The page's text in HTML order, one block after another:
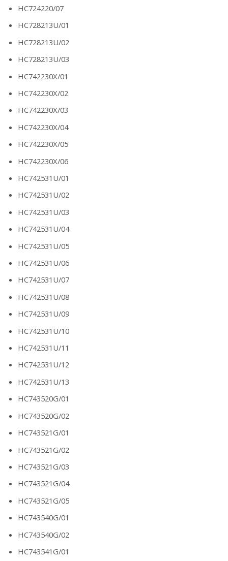
HC724220/07
HC728213U/01
HC728213U/02
HC728213U/03
HC742230X/01
HC742230X/02
HC742230X/03
HC742230X/04
HC742230X/05
HC742230X/06
HC742531U/01
HC742531U/02
HC742531U/03
HC742531U/04
HC742531U/05
HC742531U/06
HC742531U/07
HC742531U/08
HC742531U/09
HC742531U/10
HC742531U/11
HC742531U/12
HC742531U/13
HC743520G/01
HC743520G/02
HC743521G/01
HC743521G/02
HC743521G/03
HC743521G/04
HC743521G/05
HC743540G/01
HC743540G/02
HC743541G/01